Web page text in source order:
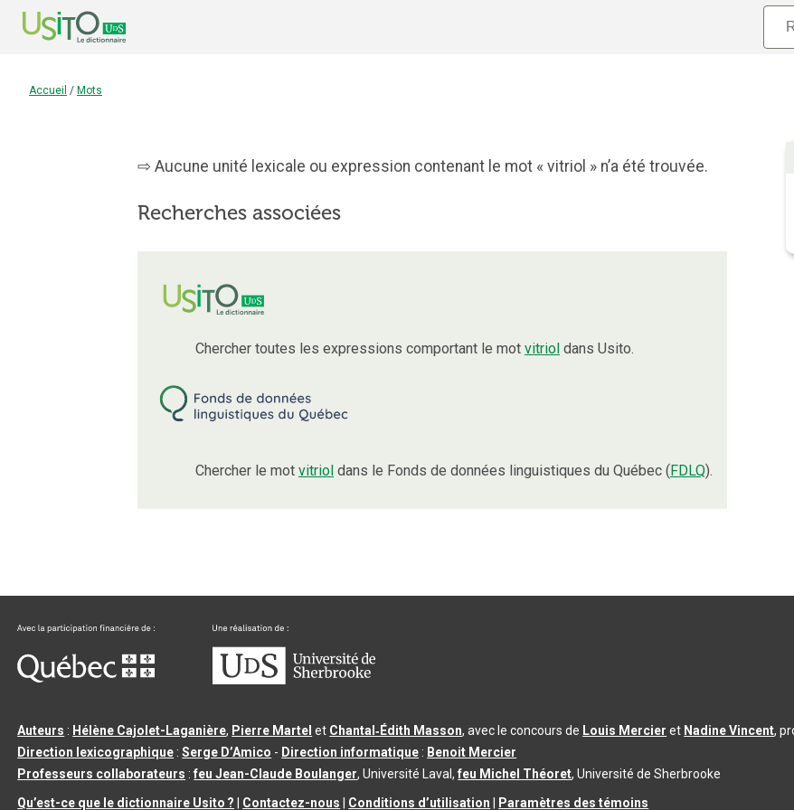
Accueil / Mots
Aucune unité lexicale ou expression contenant le mot « vitriol » n’a été trouvée.
Recherches associées
Chercher toutes les expressions comportant le mot vitriol dans Usito.
Chercher le mot vitriol dans le Fonds de données linguistiques du Québec (FDLQ).
Auteurs : Hélène Cajolet-Laganière, Pierre Martel et Chantal‑Édith Masson, avec le concours de Louis Mercier et Nadine Vincent,
Direction lexicographique :Serge D’Amico - Direction informatique : Benoit Mercier
Professeurs collaborateurs :feu Jean-Claude Boulanger, Université Laval,feu Michel Théoret, Université de Sherbrooke
Qu’est-ce que le dictionnaire Usito ?
Contactez-nous Conditions d’utilisation Paramètres des témoins